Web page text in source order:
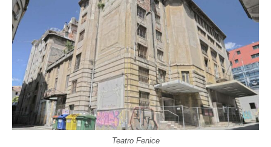
Teatro Fenice